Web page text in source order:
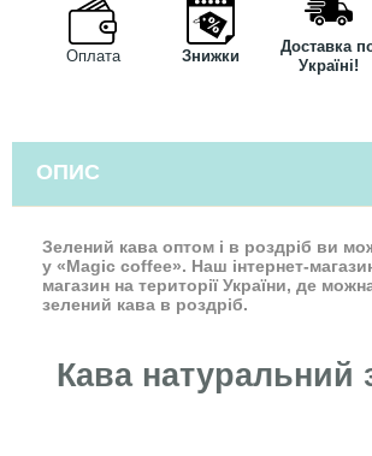
Оплата Знижки
Доставка
Україні!
ОПИС
Зелений кава оптом і в роздріб ви
у «Magic coffee». Наш інтернет-
магазин на території України, де
зелений кава в роздріб.
Кава натуральний